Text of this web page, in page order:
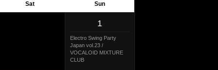
Sat Sun
1
Electro Swing Party
Japan vol.23 /
VOCALOID MIXTURE
CLUB